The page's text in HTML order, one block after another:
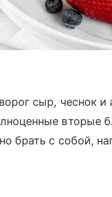
сыр, чеснок
вторые
брать с собой,